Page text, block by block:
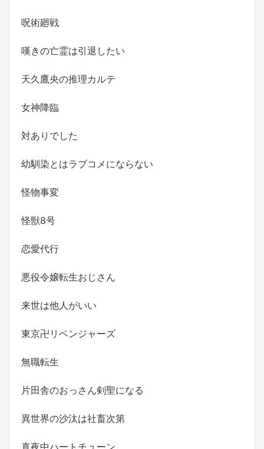
呪術廻戦
嘆きの亡霊は引退したい
天久鷹央の推理カルテ
女神降臨
対ありでした
幼馴染とはラブコメにならない
怪物事変
怪獣8号
恋愛代行
悪役令嬢転生おじさん
来世は他人がいい
東京卍リベンジャーズ
無職転生
片田舎のおっさん剣聖になる
異世界の沙汰は社畜次第
真夜中ハートチューン